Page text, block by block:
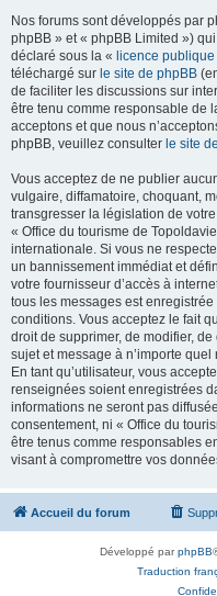
Nos forums sont développés par
phpBB » et « phpBB Limited »)
déclaré sous la « licence
téléchargé sur le site de phpBB
de faciliter les discussions sur
être tenu comme responsable de
acceptons et que nous
phpBB, veuillez consulter le site
Vous acceptez de ne publier
vulgaire, diffamatoire, choquant,
transgresser la législation de
« Office du tourisme de
internationale. Si vous ne
un bannissement immédiat et
votre fournisseur d’accès à
tous les messages est
conditions. Vous acceptez le fait
droit de supprimer, de modifier,
sujet et message à n’importe
En tant qu’utilisateur, vous
renseignées soient enregistrées
informations ne seront pas
consentement, ni « Office du
être tenus comme responsables
visant à compromettre vos
Accueil du forum
Développé parphpBB
Traduction